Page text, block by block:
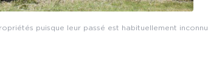
puisque leur passé est habituellement inconnu.